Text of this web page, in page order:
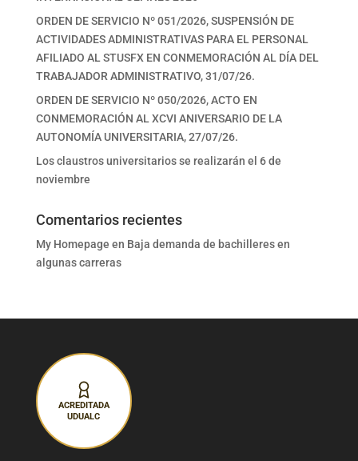
ORDEN DE SERVICIO Nº 051/2026, SUSPENSIÓN DE
ACTIVIDADES ADMINISTRATIVAS PARA EL PERSONAL
AFILIADO AL STUSFX EN CONMEMORACIÓN AL DÍA DEL
TRABAJADOR ADMINISTRATIVO, 31/07/26.
ORDEN DE SERVICIO Nº 050/2026, ACTO EN
CONMEMORACIÓN AL XCVI ANIVERSARIO DE LA
AUTONOMÍA UNIVERSITARIA, 27/07/26.
Los claustros universitarios se realizarán el 6 de
noviembre
Comentarios recientes
My Homepage en Baja demanda de bachilleres en
algunas carreras
ACREDITADA
UDUALC